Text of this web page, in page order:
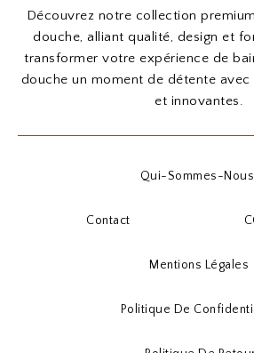
Découvrez notre collection
douche, alliant qualité, design et
transformer votre expérience de
douche un moment de détente
et innovantes.
Qui-Sommes-Nous
Contact
Mentions Légales
Politique De